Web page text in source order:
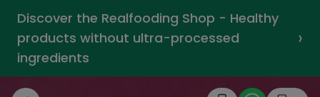
Discover the Realfooding Shop - Healthy
products without ultra-processed
ingredients
›